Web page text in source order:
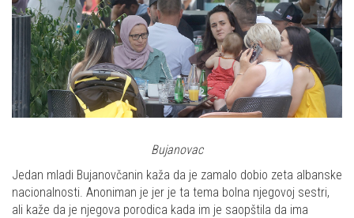
Bujanovac
Jedan mladi Bujanovčanin kaža da je zamalo dobio zeta albanske
nacionalnosti. Anoniman je jer je ta tema bolna njegovoj sestri,
ali kaže da je njegova porodica kada im je saopštila da ima